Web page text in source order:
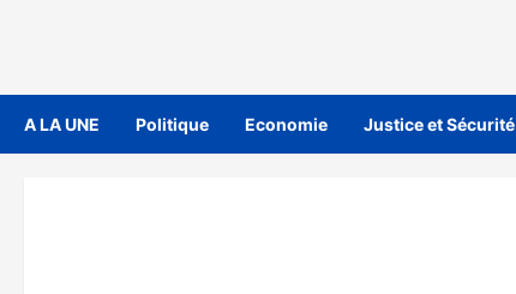
A LA UNE Politique Economie Justice et Sécurité